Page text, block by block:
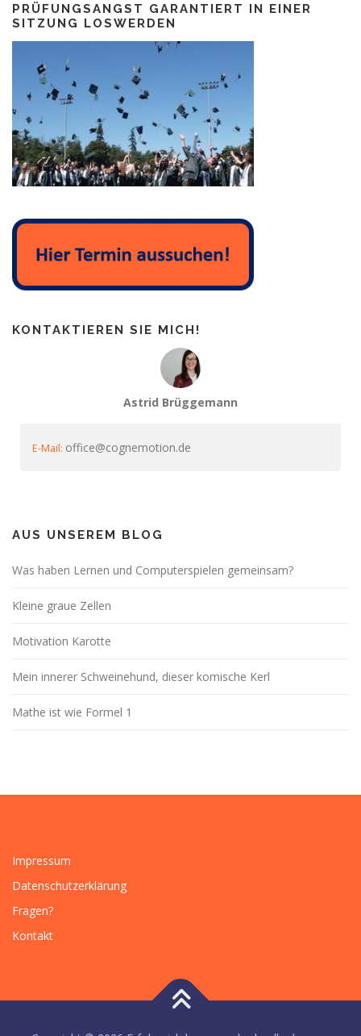
PRÜFUNGSANGST GARANTIERT IN EINER
SITZUNG LOSWERDEN
KONTAKTIEREN SIE MICH!
Astrid Brüggemann
E-Mail: office@cognemotion.de
AUS UNSEREM BLOG
Was haben Lernen und Computerspielen gemeinsam?
Kleine graue Zellen
Motivation Karotte
Mein innerer Schweinehund, dieser komische Kerl
Mathe ist wie Formel 1
Impressum
Datenschutzerklärung
Fragen?
Kontakt